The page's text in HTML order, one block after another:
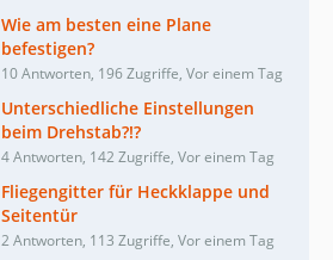
Wie am besten eine Plane
befestigen?
10 Antworten, 196 Zugriffe, Vor einem Tag
Unterschiedliche Einstellungen
beim Drehstab?!?
4 Antworten, 142 Zugriffe, Vor einem Tag
Fliegengitter für Heckklappe und
Seitentür
2 Antworten, 113 Zugriffe, Vor einem Tag